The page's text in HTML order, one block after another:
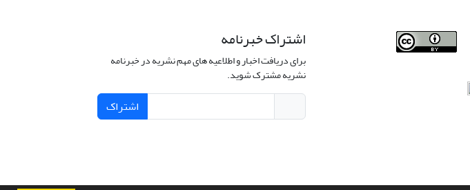
Attribution 4.0 International
اشتراک خبرنامه
برای دریافت اخبار و اطلاعیه های مهم نشریه در خبرنامه
نشریه مشترک شوید.
اشتراک